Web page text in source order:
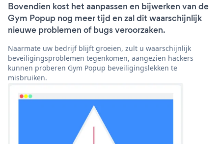
Bovendien kost het aanpassen en bijwerken van de
Gym Popup nog meer tijd en zal dit waarschijnlijk
nieuwe problemen of bugs veroorzaken.
Naarmate uw bedrijf blijft groeien, zult u waarschijnlijk
beveiligingsproblemen tegenkomen, aangezien hackers
kunnen proberen Gym Popup beveiligingslekken te
misbruiken.